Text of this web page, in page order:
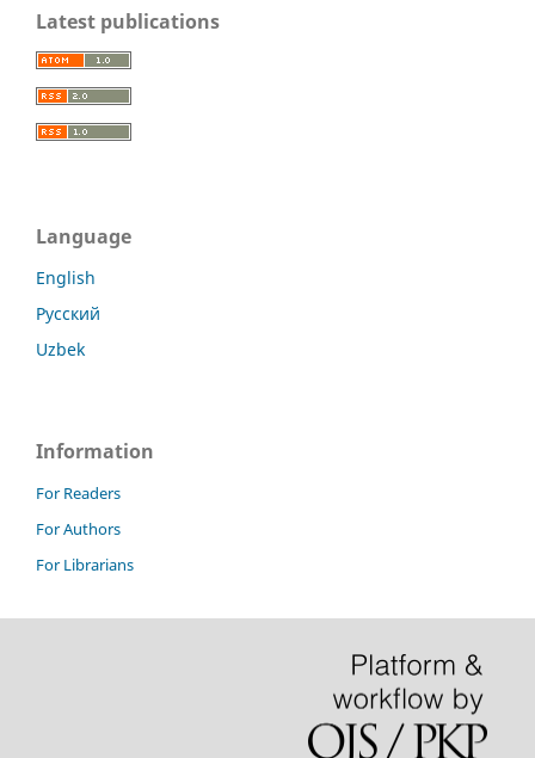
Latest publications
Language
English
Русский
Uzbek
Information
For Readers
For Authors
For Librarians